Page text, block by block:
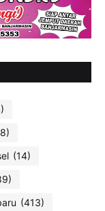
(14)
(413)